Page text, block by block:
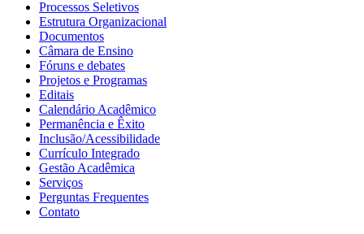
Processos Seletivos
Estrutura Organizacional
Documentos
Câmara de Ensino
Fóruns e debates
Projetos e Programas
Editais
Calendário Acadêmico
Permanência e Êxito
Inclusão/Acessibilidade
Currículo Integrado
Gestão Acadêmica
Serviços
Perguntas Frequentes
Contato